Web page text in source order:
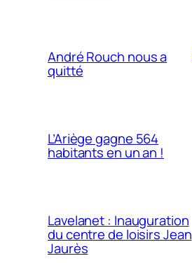
André Rouch nous a
quitté
L’Ariège gagne 564
habitants en un an !
Lavelanet : Inauguration
du centre de loisirs Jean
Jaurès